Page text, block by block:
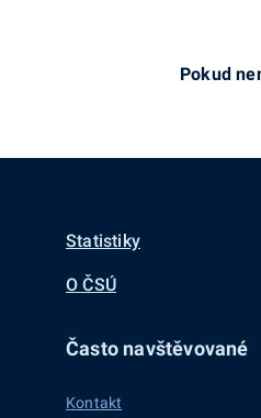
Pokud
Statistiky
O ČSÚ
Často navštěvované
Kontakt